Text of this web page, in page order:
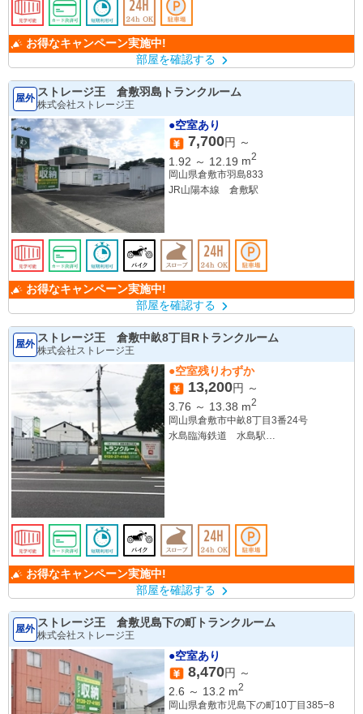
お得なキャンペーン実施中!
部屋を確認する
屋外 ストレージ王 倉敷羽島トランクルーム
株式会社ストレージ王
●空室あり
7,700円 ～
1.92 ～ 12.19 m2
岡山県倉敷市羽島833
JR山陽本線 倉敷駅
お得なキャンペーン実施中!
部屋を確認する
屋外 ストレージ王 倉敷中畝8丁目Rトランクルーム
株式会社ストレージ王
●空室残りわずか
13,200円 ～
3.76 ～ 13.38 m2
岡山県倉敷市中畝8丁目3番24号
水島臨海鉄道 水島駅
お得なキャンペーン実施中!
部屋を確認する
屋外 ストレージ王 倉敷児島下の町トランクルーム
株式会社ストレージ王
●空室あり
8,470円 ～
2.6 ～ 13.2 m2
岡山県倉敷市児島下の町10丁目385−8